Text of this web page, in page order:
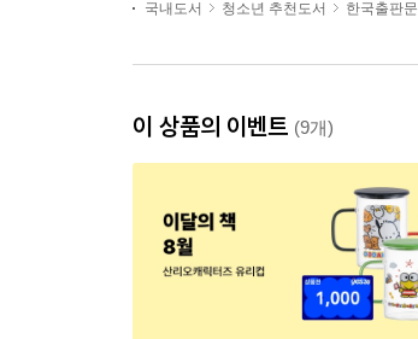
국내도서 청소년 추천도서 한국출판
이 상품의 이벤트 (9개)